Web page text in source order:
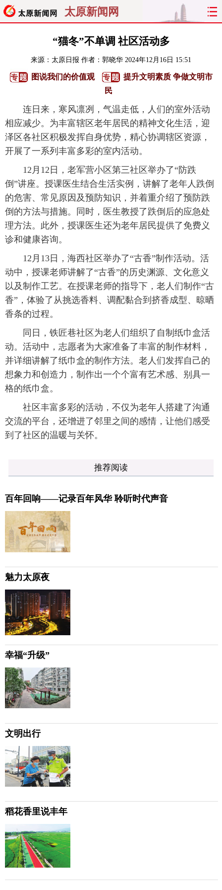
太原新闻网
聚焦 太原
经济 关注 文明 出行
旅游 理财 政务 教育
看天下 晋月读 最太原 网罗民生
“猫冬”不单调 社区活动多
来源： 太原日报 作者：郭晓华 2024年12月16日 15:51
图说我们的价值观
提升文明素质 争做文明市
民
连日来，寒风凛冽，气温走低，人们的室外活动
相应减少。为丰富辖区老年居民的精神文化生活，迎
泽区各社区积极发挥自身优势，精心协调辖区资源，
开展了一系列丰富多彩的室内活动。
12月12日，老军营小区第三社区举办了“防跌
倒”讲座。授课医生结合生活实例，讲解了老年人跌倒
的危害、常见原因及预防知识，并着重介绍了预防跌
倒的方法与措施。同时，医生教授了跌倒后的应急处
理方法。此外，授课医生还为老年居民提供了免费义
诊和健康咨询。
12月13日，海西社区举办了“古香”制作活动。活
动中，授课老师讲解了“古香”的历史渊源、文化意义
以及制作工艺。在授课老师的指导下，老人们制作“古
香”，体验了从挑选香料、调配黏合到挤香成型、晾晒
香条的过程。
同日，铁匠巷社区为老人们组织了自制纸巾盒活
动。活动中，志愿者为大家准备了丰富的制作材料，
并详细讲解了纸巾盒的制作方法。老人们发挥自己的
想象力和创造力，制作出一个个富有艺术感、别具一
格的纸巾盒。
社区丰富多彩的活动，不仅为老年人搭建了沟通
交流的平台，还增进了邻里之间的感情，让他们感受
到了社区的温暖与关怀。
推荐阅读
百年回响——记录百年风华 聆听时代声音
魅力太原夜
幸福“升级”
文明出行
稻花香里说丰年